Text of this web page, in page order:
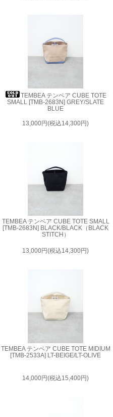
TEMBEA テンベア CUBE TOTE
SMALL [TMB-2683N] GREY/SLATE
BLUE
13,000円(税込14,300円)
TEMBEA テンベア CUBE TOTE SMALL
[TMB-2683N] BLACK/BLACK（BLACK
STITCH）
13,000円(税込14,300円)
TEMBEA テンベア CUBE TOTE MIDIUM
[TMB-2533A] LT-BEIGE/LT-OLIVE
14,000円(税込15,400円)